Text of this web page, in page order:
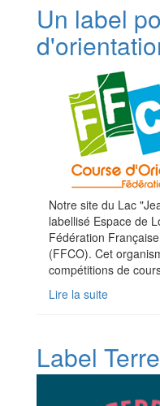
Un label
Notre site du Lac
labellisé Espace de
Fédération
(FFCO). Cet
compétitions de
Lire la suite
Label